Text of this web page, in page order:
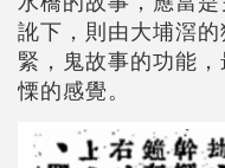
訛下，則由大埔滘
緊，鬼故事的功能
慄的感覺。